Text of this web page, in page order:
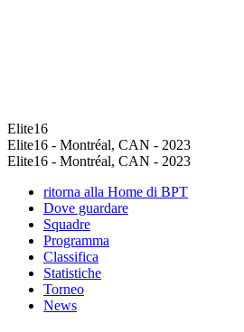
Elite16
Elite16 - Montréal, CAN - 2023
Elite16 - Montréal, CAN - 2023
ritorna alla Home di BPT
Dove guardare
Squadre
Programma
Classifica
Statistiche
Torneo
News